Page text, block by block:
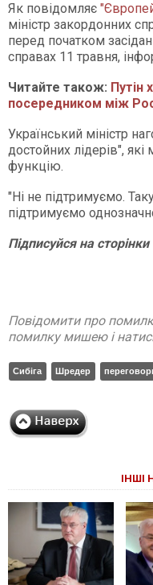
Як повідомляє
міністр закордонних
перед початком
справах 11 травня,
Читайте також:
посередником між
Український міністр
достойних лідерів",
функцію.
"Ні не підтримуємо.
підтримуємо
Підписуйсянасторінки
Повідомити про
помилку мишею і
Сибіга Шредер
ІНШІ